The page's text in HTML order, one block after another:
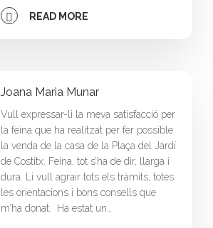
READ MORE
Joana Maria Munar
Vull expressar-li la meva satisfacció per
la feina que ha realitzat per fer possible
la venda de la casa de la Plaça del Jardí
de Costitx. Feina, tot s’ha de dir, llarga i
dura. Li vull agrair tots els tràmits, totes
les orientacions i bons consells que
m’ha donat. Ha estat un…